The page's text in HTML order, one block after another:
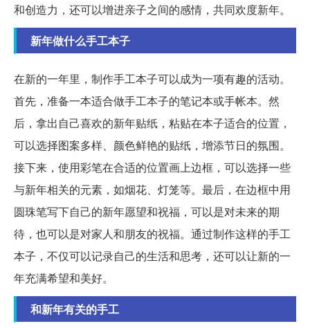
和创造力，还可以增进亲子之间的感情，共同欢度新年。
新年做什么手工本子
在新的一年里，制作手工本子可以成为一项有趣的活动。
首先，准备一本适合做手工本子的笔记本或手帐本。然
后，拿出自己喜欢的新年贴纸，粘贴在本子适合的位置，
可以选择图案多样、颜色鲜艳的贴纸，增添节日的氛围。
接下来，使用彩笔在合适的位置画上边框，可以选择一些
与新年相关的元素，如烟花、灯笼等。最后，在边框中用
圆珠笔写下自己的新年愿望和祝福，可以是对未来的期
待，也可以是对家人和朋友的祝福。通过制作这样的手工
本子，不仅可以记录自己的生活和思考，还可以让新的一
年充满希望和美好。
和新年有关的手工